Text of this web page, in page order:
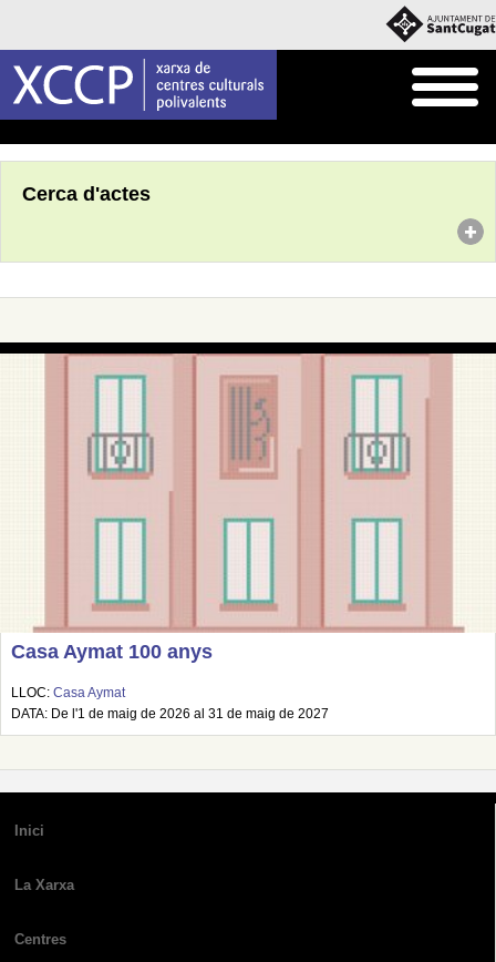
Cerca d'actes
Casa Aymat 100 anys
LLOC: Casa Aymat
DATA: De l'1 de maig de 2026 al 31 de maig de 2027
Inici
La Xarxa
Centres